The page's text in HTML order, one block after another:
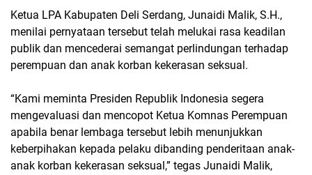
Ketua LPA Kabupaten Deli Serdang, Junaidi Malik, S.H.,
menilai pernyataan tersebut telah melukai rasa keadilan
publik dan mencederai semangat perlindungan terhadap
perempuan dan anak korban kekerasan seksual.
“Kami meminta Presiden Republik Indonesia segera
mengevaluasi dan mencopot Ketua Komnas Perempuan
apabila benar lembaga tersebut lebih menunjukkan
keberpihakan kepada pelaku dibanding penderitaan anak-
anak korban kekerasan seksual,” tegas Junaidi Malik,